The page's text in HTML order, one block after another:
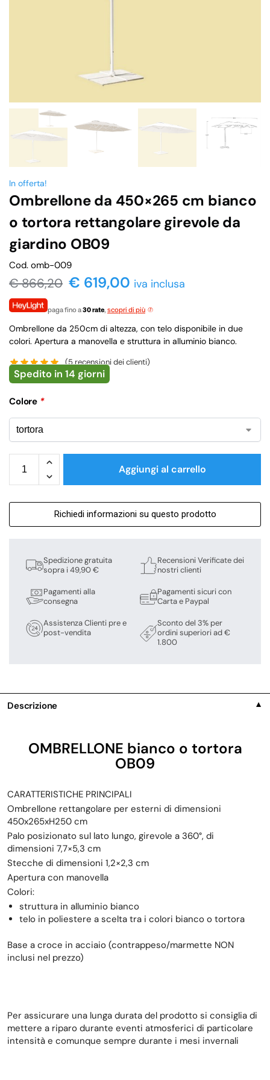
In offerta!
Ombrellone da 450×265 cm bianco
o tortora rettangolare girevole da
giardino OB09
Cod. omb-009
€866,20 € 619,00 iva inclusa
paga fino a30 rate, scopri di più
Ombrellone da 250cm di altezza, con telo disponibile in due
colori. Apertura a manovella e struttura in alluminio bianco.
(5recensioni dei clienti)
Spedito in 14 giorni
Colore *
Aggiungi al carrello
Richiedi informazioni su questo prodotto
Spedizione gratuita
sopra i 49,90 €
Pagamenti alla
consegna
Assistenza Clienti pre e
post-vendita
Recensioni Verificate dei
nostri clienti
Pagamenti sicuri con
Carta e Paypal
Sconto del 3% per
ordini superiori ad €
1.800
Descrizione ▼
OMBRELLONE bianco o tortora
OB09
CARATTERISTICHE PRINCIPALI
Ombrellone rettangolare per esterni di dimensioni
450x265xH250 cm
Palo posizionato sul lato lungo, girevole a 360°, di
dimensioni 7,7×5,3 cm
Stecche di dimensioni 1,2×2,3 cm
Apertura con manovella
Colori:
struttura in alluminio bianco
telo in poliestere a scelta tra i colori bianco o tortora
Base a croce in acciaio (contrappeso/marmette NON
inclusi nel prezzo)
Per assicurare una lunga durata del prodotto si consiglia di
mettere a riparo durante eventi atmosferici di particolare
intensità e comunque sempre durante i mesi invernali